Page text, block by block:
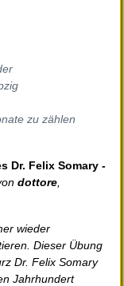
zu zählen
Dr. Felix Somary -
dottore
wieder
Dieser Übung
Dr. Felix Somary
Jahrhundert